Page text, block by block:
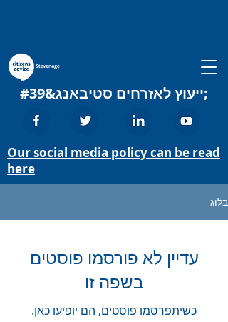
ייעוץ לאזרחים סטיבאנג&#39;
Our social media policy can be read
here
בלוג
עדיין לא פורסמו פוסטים
בשפה זו
כשיתפרסמו פוסטים, הם יופיעו כאן.